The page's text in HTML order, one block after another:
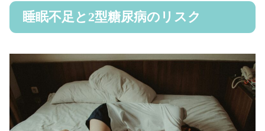
睡眠不足と2型糖尿病のリスク